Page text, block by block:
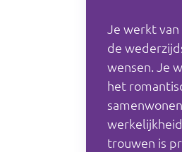
Je werkt
de
wensen. Je
het
trouwen is